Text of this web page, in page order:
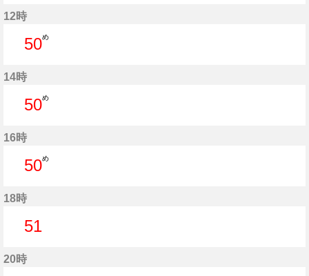
12時
50め
14時
50め
16時
50め
18時
51
20時